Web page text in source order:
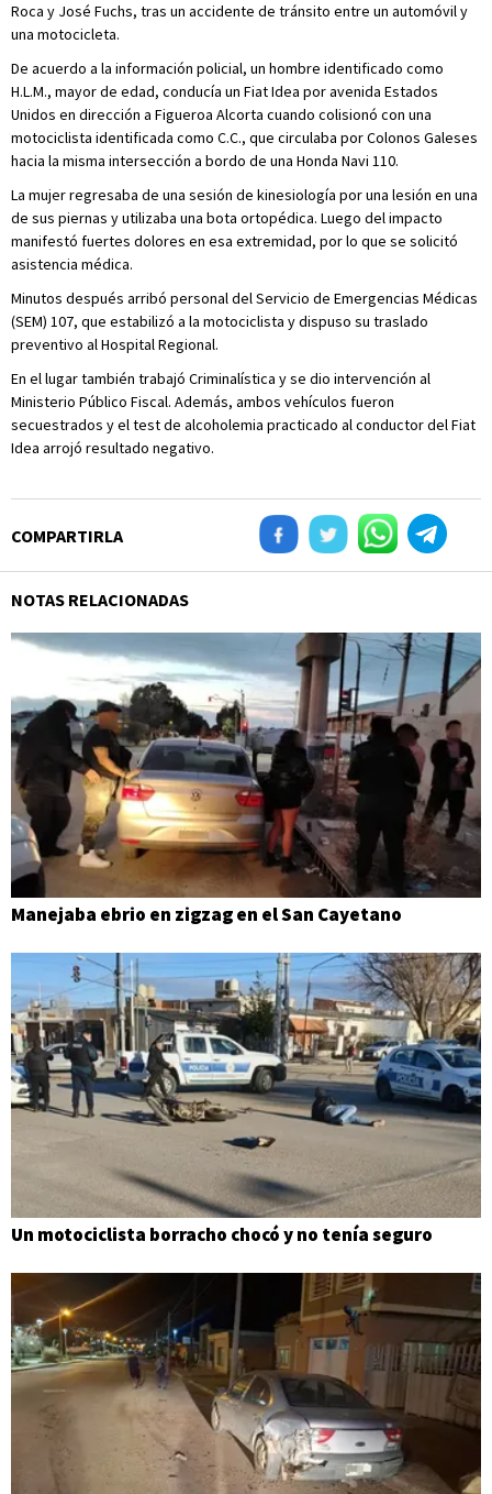
Roca y José Fuchs, tras un accidente de tránsito entre un automóvil y
una motocicleta.
De acuerdo a la información policial, un hombre identificado como
H.L.M., mayor de edad, conducía un Fiat Idea por avenida Estados
Unidos en dirección a Figueroa Alcorta cuando colisionó con una
motociclista identificada como C.C., que circulaba por Colonos Galeses
hacia la misma intersección a bordo de una Honda Navi 110.
La mujer regresaba de una sesión de kinesiología por una lesión en una
de sus piernas y utilizaba una bota ortopédica. Luego del impacto
manifestó fuertes dolores en esa extremidad, por lo que se solicitó
asistencia médica.
Minutos después arribó personal del Servicio de Emergencias Médicas
(SEM) 107, que estabilizó a la motociclista y dispuso su traslado
preventivo al Hospital Regional.
En el lugar también trabajó Criminalística y se dio intervención al
Ministerio Público Fiscal. Además, ambos vehículos fueron
secuestrados y el test de alcoholemia practicado al conductor del Fiat
Idea arrojó resultado negativo.
COMPARTIRLA
NOTAS RELACIONADAS
Manejaba ebrio en zigzag en el San Cayetano
Un motociclista borracho chocó y no tenía seguro